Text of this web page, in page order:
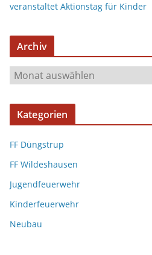
veranstaltet Aktionstag für Kinder
Archiv
r
c
v
Kategorien
FF Düngstrup
FF Wildeshausen
Jugendfeuerwehr
Kinderfeuerwehr
Neubau